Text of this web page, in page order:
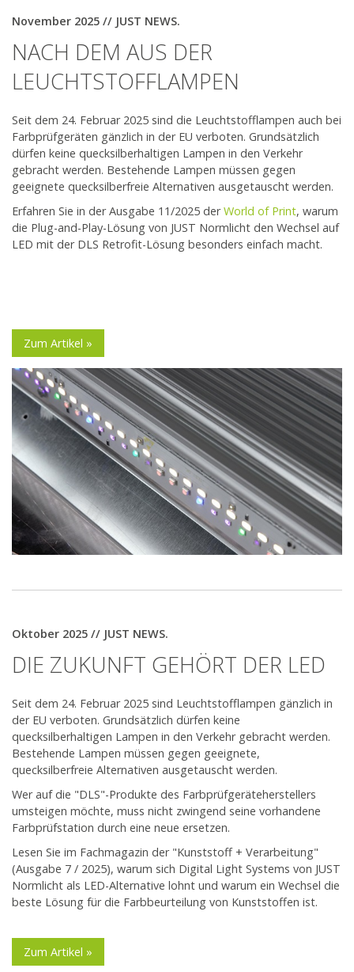
November 2025 // JUST NEWS.
NACH DEM AUS DER
LEUCHTSTOFFLAMPEN
Seit dem 24. Februar 2025 sind die Leuchtstofflampen auch bei
Farbprüfgeräten gänzlich in der EU verboten. Grundsätzlich
dürfen keine quecksilberhaltigen Lampen in den Verkehr
gebracht werden. Bestehende Lampen müssen gegen
geeignete quecksilberfreie Alternativen ausgetauscht werden.
Erfahren Sie in der Ausgabe 11/2025 derWorld of Print, warum
die Plug-and-Play-Lösung von JUST Normlicht den Wechsel auf
LED mit der DLS Retrofit-Lösung besonders einfach macht.
Zum Artikel »
Oktober 2025 // JUST NEWS.
DIE ZUKUNFT GEHÖRT DER LED
Seit dem 24. Februar 2025 sind Leuchtstofflampen gänzlich in
der EU verboten. Grundsätzlich dürfen keine
quecksilberhaltigen Lampen in den Verkehr gebracht werden.
Bestehende Lampen müssen gegen geeignete,
quecksilberfreie Alternativen ausgetauscht werden.
Wer auf die "DLS"-Produkte des Farbprüfgeräteherstellers
umsteigen möchte, muss nicht zwingend seine vorhandene
Farbprüfstation durch eine neue ersetzen.
Lesen Sie im Fachmagazin der "Kunststoff + Verarbeitung"
(Ausgabe 7 / 2025), warum sich Digital Light Systems von JUST
Normlicht als LED-Alternative lohnt und warum ein Wechsel die
beste Lösung für die Farbbeurteilung von Kunststoffen ist.
Zum Artikel »